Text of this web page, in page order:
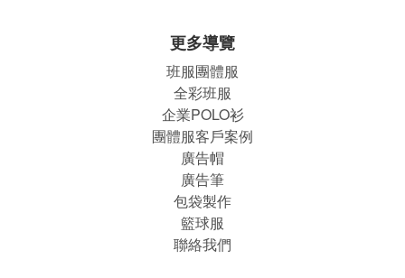
更多導覽
班服團體服
全彩班服
企業POLO衫
團體服客戶案例
廣告帽
廣告筆
包袋製作
籃球服
聯絡我們